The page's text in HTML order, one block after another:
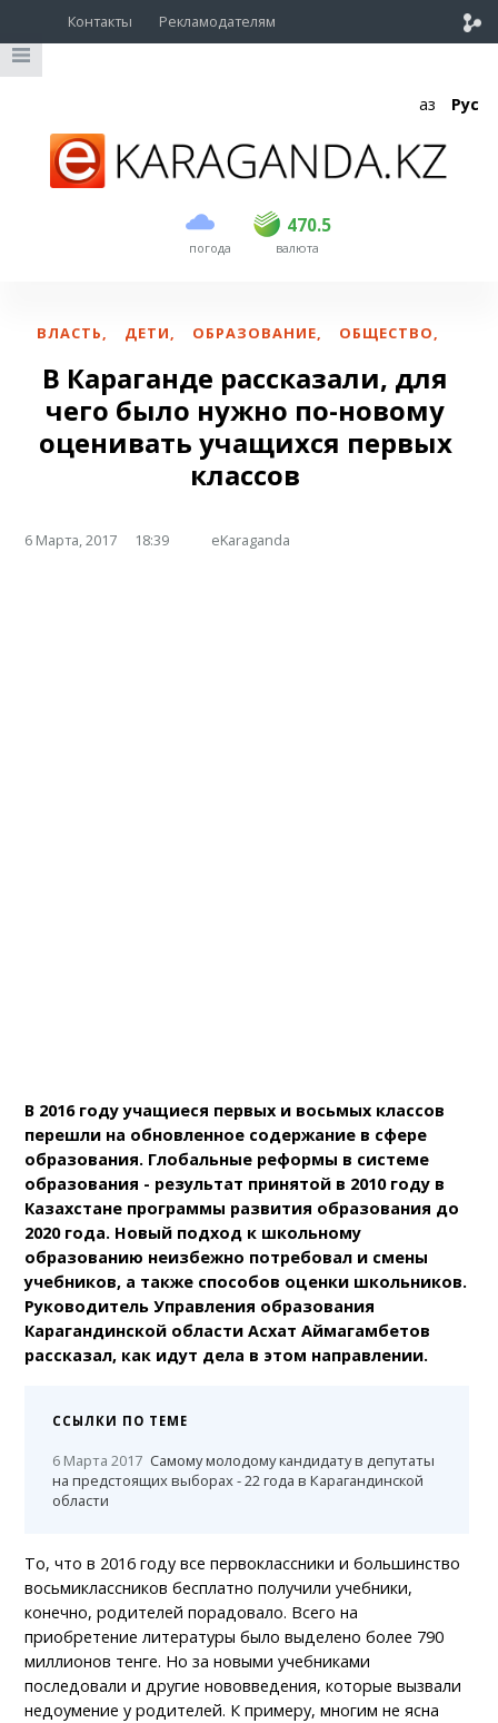
Контакты Рекламодателям
Қаз Рус
погода
470.5
USD 468.5 470.5
EUR валюта
ВЛАСТЬ, ДЕТИ, ОБРАЗОВАНИЕ, ОБЩЕСТВО,
В Караганде рассказали, для
чего было нужно по-новому
оценивать учащихся первых
классов
6 Марта, 2017 18:39 eKaraganda
В 2016 году учащиеся первых и восьмых классов
перешли на обновленное содержание в сфере
образования. Глобальные реформы в системе
образования - результат принятой в 2010 году в
Казахстане программы развития образования до
2020 года. Новый подход к школьному
образованию неизбежно потребовал и смены
учебников, а также способов оценки школьников.
Руководитель Управления образования
Карагандинской области Асхат Аймагамбетов
рассказал, как идут дела в этом направлении.
ССЫЛКИ ПО ТЕМЕ
6 Марта 2017 Самому молодому кандидату в депутаты
на предстоящих выборах - 22 года в Карагандинской
области
То, что в 2016 году все первоклассники и большинство
восьмиклассников бесплатно получили учебники,
конечно, родителей порадовало. Всего на
приобретение литературы было выделено более 790
миллионов тенге. Но за новыми учебниками
последовали и другие нововведения, которые вызвали
недоумение у родителей. К примеру, многим не ясна